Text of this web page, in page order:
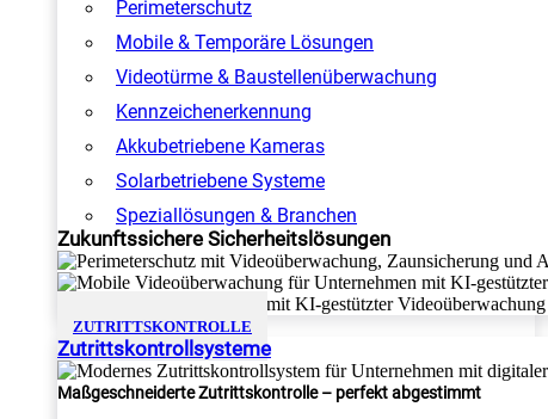
Perimeterschutz
Mobile & Temporäre Lösungen
Videotürme & Baustellenüberwachung
Kennzeichenerkennung
Akkubetriebene Kameras
Solarbetriebene Systeme
Speziallösungen & Branchen
Zukunftssichere Sicherheitslösungen
ZUTRITTSKONTROLLE
Zutrittskontrollsysteme
Maßgeschneiderte Zutrittskontrolle – perfekt abgestimmt